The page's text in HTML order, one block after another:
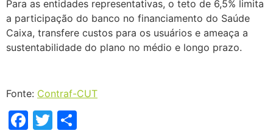
Para as entidades representativas, o teto de 6,5% limita
a participação do banco no financiamento do Saúde
Caixa, transfere custos para os usuários e ameaça a
sustentabilidade do plano no médio e longo prazo.
Fonte: Contraf-CUT
Facebook
Twitter